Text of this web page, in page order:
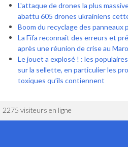
L'attaque de drones la plus
abattu 605 drones ukrainiens
Boom du recyclage des panneaux
La Fifa reconnaît des erreurs et
après une réunion de crise au
Le jouet a explosé ! : les
sur la sellette, en particulier les
toxiques qu’ils contiennent
2275 visiteurs en ligne